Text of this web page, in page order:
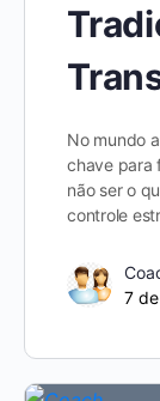
No mundo
chave para
não ser o
controle
7